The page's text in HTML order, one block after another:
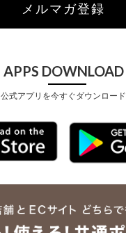
メルマガ登録
APPS DOWNLOAD
公式アプリを今すぐダウンロード